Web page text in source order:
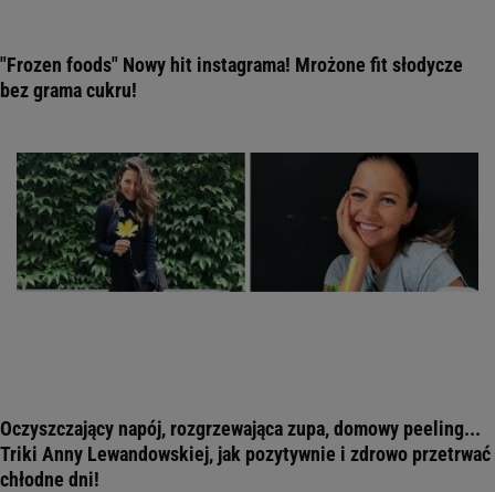
"Frozen foods" Nowy hit instagrama! Mrożone fit słodycze
bez grama cukru!
Oczyszczający napój, rozgrzewająca zupa, domowy peeling...
Triki Anny Lewandowskiej, jak pozytywnie i zdrowo przetrwać
chłodne dni!